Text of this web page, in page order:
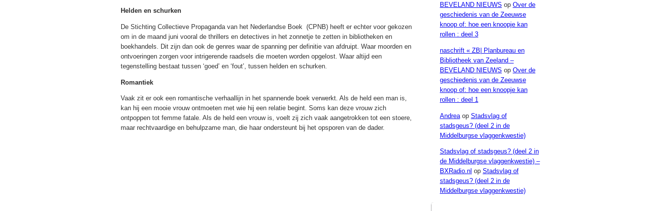
Helden en schurken
De Stichting Collectieve Propaganda van het Nederlandse Boek (CPNB) heeft er echter voor gekozen
om in de maand juni vooral de thrillers en detectives in het zonnetje te zetten in bibliotheken en
boekhandels. Dit zijn dan ook de genres waar de spanning per definitie van afdruipt. Waar moorden en
ontvoeringen zorgen voor intrigerende raadsels die moeten worden opgelost. Waar altijd een
tegenstelling bestaat tussen ‘goed’ en ‘fout’, tussen helden en schurken.
Romantiek
Vaak zit er ook een romantische verhaallijn in het spannende boek verwerkt. Als de held een man is,
kan hij een mooie vrouw ontmoeten met wie hij een relatie begint. Soms kan deze vrouw zich
ontpoppen tot femme fatale. Als de held een vrouw is, voelt zij zich vaak aangetrokken tot een stoere,
maar rechtvaardige en behulpzame man, die haar ondersteunt bij het opsporen van de dader.
BEVELAND NIEUWS op Over de
geschiedenis van de Zeeuwse
knoop of: hoe een knoopje kan
rollen : deel 3
naschrift « ZB| Planbureau en
Bibliotheek van Zeeland –
BEVELAND NIEUWS op Over de
geschiedenis van de Zeeuwse
knoop of: hoe een knoopje kan
rollen : deel 1
Andreaop Stadsvlag of
stadsgeus? (deel 2 in de
Middelburgse vlaggenkwestie)
Stadsvlag of stadsgeus? (deel 2 in
de Middelburgse vlaggenkwestie) –
BXRadio.nl op Stadsvlag of
stadsgeus? (deel 2 in de
Middelburgse vlaggenkwestie)